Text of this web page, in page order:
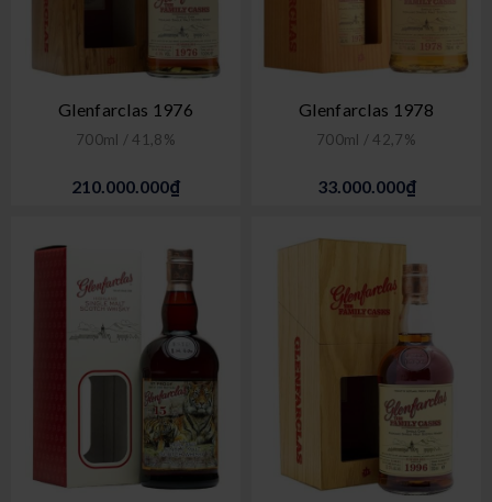
Glenfarclas 1976
700ml / 41,8%
210.000.000₫
Glenfarclas 1978
700ml / 42,7%
33.000.000₫